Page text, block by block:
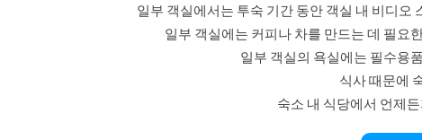
일부 객실에서는 투숙 기간 동안 객실 내 비디오
일부 객실에는 커피나 차를 만드는 데 필요
일부 객실의 욕실에는 필수용
식사 때문에
숙소 내 식당에서 언제